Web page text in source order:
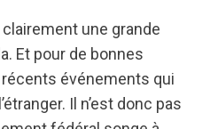
une grande
Et pour de bonnes
événements qui
Il n’est donc pas